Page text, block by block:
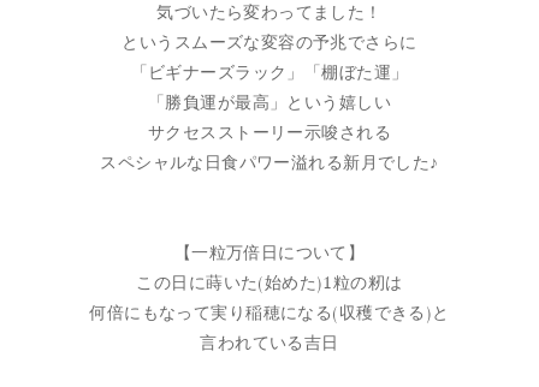
気づいたら変わってました！
というスムーズな変容の予兆でさらに
「ビギナーズラック」「棚ぼた運」
「勝負運が最高」という嬉しい
サクセスストーリー示唆される
スペシャルな日食パワー溢れる新月でした♪
【一粒万倍日について】
この日に蒔いた(始めた)1粒の籾は
何倍にもなって実り稲穂になる(収穫できる)と
言われている吉日